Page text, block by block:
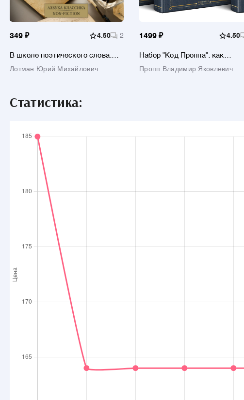
349 ₽ 4.50 2
В школе поэтического слова:
Лотман Юрий Михайлович
1499 ₽ 4.50
Набор "Код Проппа": как
живёт сказка (комплект из 3-х
Пропп Владимир Яковлевич
Статистика: